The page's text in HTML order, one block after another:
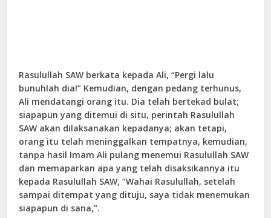
Rasulullah SAW berkata kepada Ali, “Pergi lalu
bunuhlah dia!” Kemudian, dengan pedang terhunus,
Ali mendatangi orang itu. Dia telah bertekad bulat;
siapapun yang ditemui di situ, perintah Rasulullah
SAW akan dilaksanakan kepadanya; akan tetapi,
orang itu telah meninggalkan tempatnya, kemudian,
tanpa hasil Imam Ali pulang menemui Rasulullah SAW
dan memaparkan apa yang telah disaksikannya itu
kepada Rasulullah SAW, “Wahai Rasulullah, setelah
sampai ditempat yang dituju, saya tidak menemukan
siapapun di sana,”.